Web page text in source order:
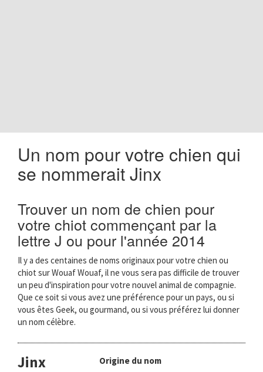
Un nom pour votre chien qui
se nommerait Jinx
Trouver un nom de chien pour
votre chiot commençant par la
lettre J ou pour l'année 2014
Il y a des centaines de noms originaux pour votre chien ou
chiot sur Wouaf Wouaf, il ne vous sera pas difficile de trouver
un peu d'inspiration pour votre nouvel animal de compagnie.
Que ce soit si vous avez une préférence pour un pays, ou si
vous êtes Geek, ou gourmand, ou si vous préférez lui donner
un nom célèbre.
Jinx
Origine du nom